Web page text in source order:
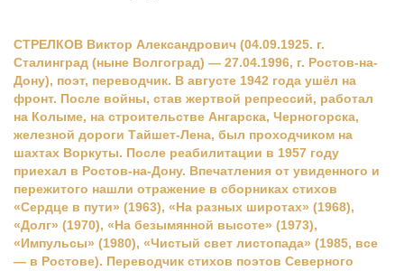
СТРЕЛКОВ Виктор Александрович (04.09.1925. г.
Сталинград (ныне Волгоград) — 27.04.1996, г. Ростов-на-
Дону), поэт, пеpеводчик. В августе 1942 года ушёл на
фронт. После войны, став жертвой репрессий, работал
на Колыме, на строительстве Ангарска, Черногорска,
железной дороги Тайшет-Лена, был проходчиком на
шахтах Воркуты. После реабилитации в 1957 году
приехал в Ростов-на-Дону. Впечатления от увиденного и
пережитого нашли отражение в сборниках стихов
«Сердце в пути» (1963), «На разных широтах» (1968),
«Долг» (1970), «На безымянной высоте» (1973),
«Импульсы» (1980), «Чистый свет листопада» (1985, все
— в Ростове). Переводчик стихов поэтов Северного